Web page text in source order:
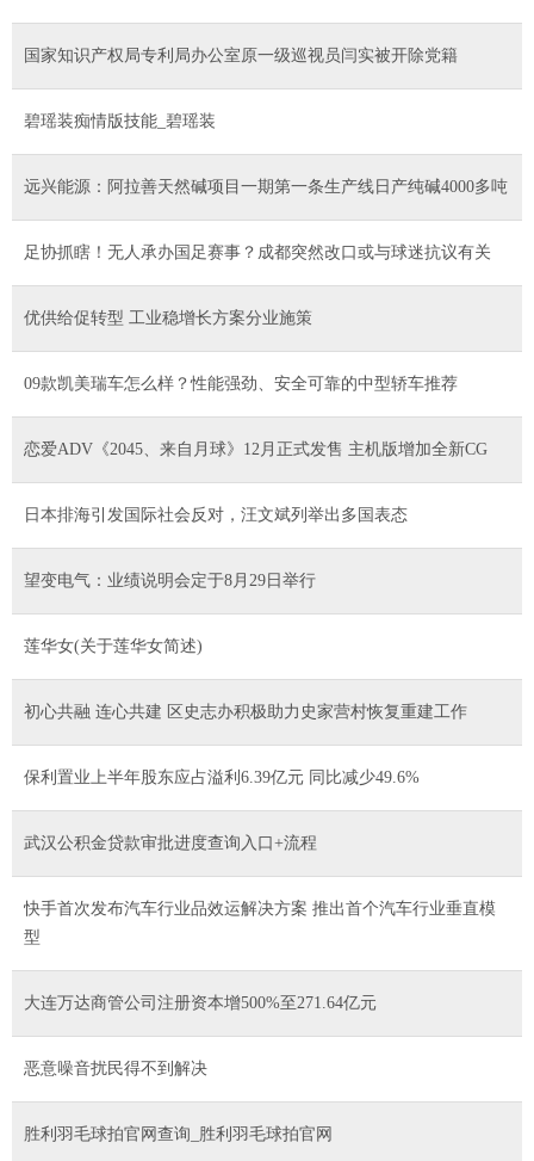
国家知识产权局专利局办公室原一级巡视员闫实被开除党籍
碧瑶装痴情版技能_碧瑶装
远兴能源：阿拉善天然碱项目一期第一条生产线日产纯碱4000多吨
足协抓瞎！无人承办国足赛事？成都突然改口或与球迷抗议有关
优供给促转型 工业稳增长方案分业施策
09款凯美瑞车怎么样？性能强劲、安全可靠的中型轿车推荐
恋爱ADV《2045、来自月球》12月正式发售 主机版增加全新CG
日本排海引发国际社会反对，汪文斌列举出多国表态
望变电气：业绩说明会定于8月29日举行
莲华女(关于莲华女简述)
初心共融 连心共建 区史志办积极助力史家营村恢复重建工作
保利置业上半年股东应占溢利6.39亿元 同比减少49.6%
武汉公积金贷款审批进度查询入口+流程
快手首次发布汽车行业品效运解决方案 推出首个汽车行业垂直模
型
大连万达商管公司注册资本增500%至271.64亿元
恶意噪音扰民得不到解决
胜利羽毛球拍官网查询_胜利羽毛球拍官网